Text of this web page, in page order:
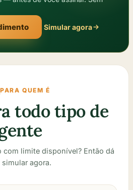
Simular agora
PARA QUEM É
todo tipo de
com limite disponível? Então dá
simular agora.